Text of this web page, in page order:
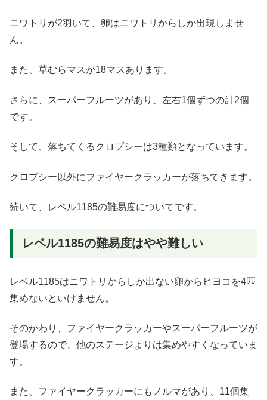
ニワトリが2羽いて、卵はニワトリからしか出現しませ
ん。
また、草むらマスが18マスあります。
さらに、スーパーフルーツがあり、左右1個ずつの計2個
です。
そして、落ちてくるクロプシーは3種類となっています。
クロプシー以外にファイヤークラッカーが落ちてきます。
続いて、レベル1185の難易度についてです。
レベル1185の難易度はやや難しい
レベル1185はニワトリからしか出ない卵からヒヨコを4匹
集めないといけません。
そのかわり、ファイヤークラッカーやスーパーフルーツが
登場するので、他のステージよりは集めやすくなっていま
す。
また、ファイヤークラッカーにもノルマがあり、11個集